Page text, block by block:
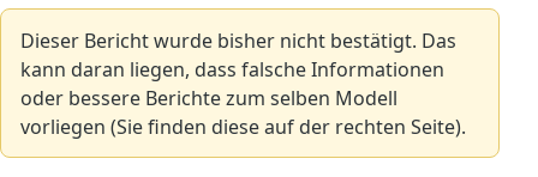
Dieser Bericht wurde bisher nicht bestätigt. Das
kann daran liegen, dass falsche Informationen
oder bessere Berichte zum selben Modell
vorliegen (Sie finden diese auf der rechten Seite).